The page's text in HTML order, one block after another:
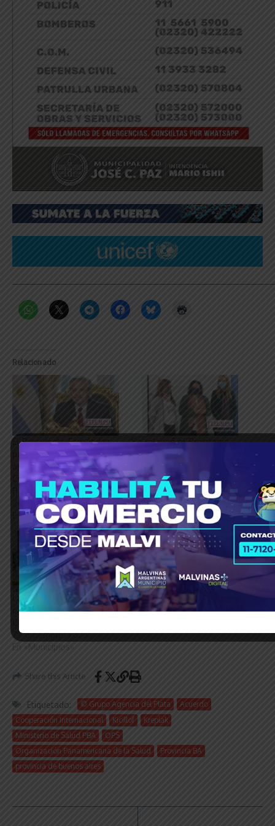
Relacionado
El Presidente Fernández
participa este lunes de la
apertura de la 30°
Conferencia Sanitaria
Panamericana de la OPS
26 septiembre, 2022
En «El Mundo»
Se relanzó el Programa
global de acción para
superar las brechas de
salud mental
12 agosto, 2022
En «Política»
La Provincia BA lanzó la
campaña de “Verano
29 diciembre, 2025
En «Municipios»
Share this Article
Etiquetado: © Grupo Agencia del Plata
Acuerdo
Cooperación Internacional
Kicillof
Kreplak
Ministerio de Salud PBA
OPS
Organización Panamericana de la Salud
Provincia BA
provincia de buenos aires